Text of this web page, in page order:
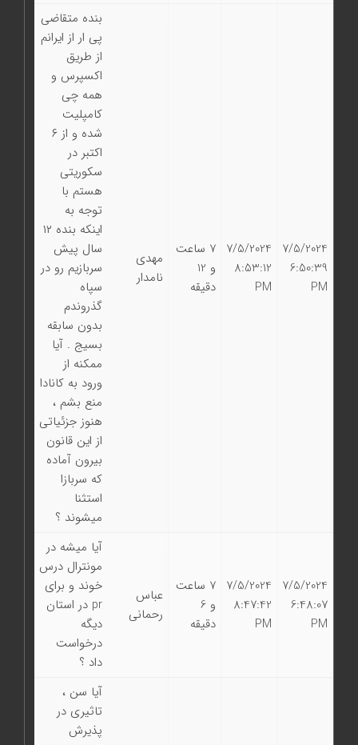
7/5/2024
6:50:39
PM
7/5/2024
8:53:12
PM
7 ساعت
و 12
دقیقه
مهدی
نامدار
بنده متقاضی
پی ار از ایرانم
از طریق
اکسپرس و
همه چی
کامپلیت
شده و از ۶
اکتبر در
سکوریتی
هستم با
توجه به
اینکه بنده ۱۲
سال پیش
سربازیم رو در
سپاه
گذروندم
بدون سابقه
بسیج . آیا
ممکنه از
ورود به کانادا
منع بشم ،
هنوز جزئیاتی
از این قانون
بیرون آماده
که سربازا
استثنا
میشوند ؟
7/5/2024
6:48:07
PM
7/5/2024
8:47:42
PM
7 ساعت
و 6
دقیقه
عباس
رحمانی
آیا میشه در
مونترال درس
خوند و برای
pr در استان
دیگه
درخواست
داد ؟
آيا سن ،
تاثيري در
پذيرش